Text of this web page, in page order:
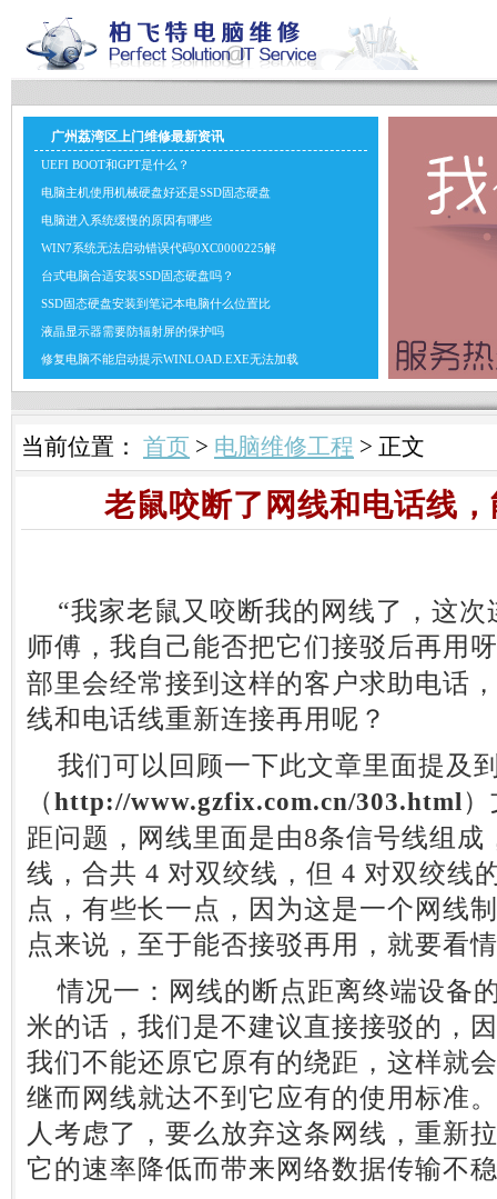
广州荔湾区上门维修最新资讯
UEFI BOOT和GPT是什么？
电脑主机使用机械硬盘好还是SSD固态硬盘
电脑进入系统缓慢的原因有哪些
WIN7系统无法启动错误代码0XC0000225解
台式电脑合适安装SSD固态硬盘吗？
SSD固态硬盘安装到笔记本电脑什么位置比
液晶显示器需要防辐射屏的保护吗
修复电脑不能启动提示WINLOAD.EXE无法加载
当前位置： 首页 > 电脑维修工程 > 正文
老鼠咬断了网线和电话线
“我家老鼠又咬断我的网线了，这次
师傅，我自己能否把它们接驳后再用
部里会经常接到这样的客户求助电话
线和电话线重新连接再用呢？
我们可以回顾一下此文章里面提及
（ http://www.gzfix.com.cn/303.html
距问题，网线里面是由8条信号线组
线，合共 4 对双绞线，但 4 对双绞线
点，有些长一点，因为这是一个网线
点来说，至于能否接驳再用，就要看
情况一：网线的断点距离终端设备
米的话，我们是不建议直接接驳的，
我们不能还原它原有的绕距，这样就
继而网线就达不到它应有的使用标准
人考虑了，要么放弃这条网线，重新
它的速率降低而带来网络数据传输不